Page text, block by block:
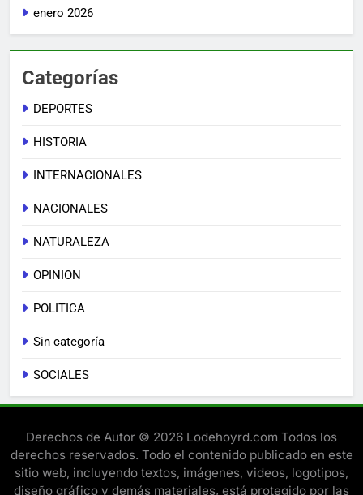
enero 2026
Categorías
DEPORTES
HISTORIA
INTERNACIONALES
NACIONALES
NATURALEZA
OPINION
POLITICA
Sin categoría
SOCIALES
Derechos de Autor © 2026 Lodehoyrd.com Todos los
derechos reservados. Todo el contenido publicado en este
sitio web, incluyendo textos, imágenes, videos, logotipos,
diseño gráfico y demás materiales, está protegido por las